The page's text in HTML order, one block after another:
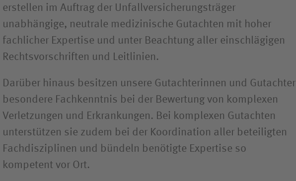
erstellen im Auftrag der Unfallversicherungsträger
unabhängige, neutrale medizinische Gutachten mit hoher
fachlicher Expertise und unter Beachtung aller einschlägigen
Rechtsvorschriften und Leitlinien.
Darüber hinaus besitzen unsere Gutachterinnen und Gutachter
besondere Fachkenntnis bei der Bewertung von komplexen
Verletzungen und Erkrankungen. Bei komplexen Gutachten
unterstützen sie zudem bei der Koordination aller beteiligten
Fachdisziplinen und bündeln benötigte Expertise so
kompetent vor Ort.